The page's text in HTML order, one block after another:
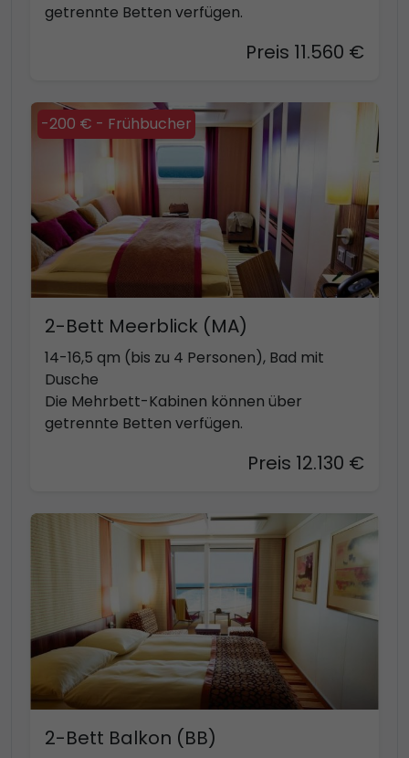
getrennte Betten verfügen.
Preis 11.560 €
-200 € - Frühbucher
2-Bett Meerblick (MA)
14-16,5 qm (bis zu 4 Personen), Bad mit
Dusche
Die Mehrbett-Kabinen können über
getrennte Betten verfügen.
Preis 12.130 €
2-Bett Balkon (BB)